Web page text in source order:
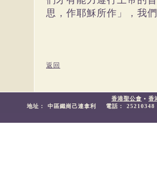
思，作耶穌所作」，我
返回
香港聖公會 • 香
地址：
中區鐵崗己連拿利 電話： 25210348